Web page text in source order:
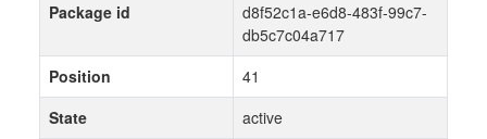
Package id
d8f52c1a-e6d8-483f-99c7-
db5c7c04a717
Position
41
State
active